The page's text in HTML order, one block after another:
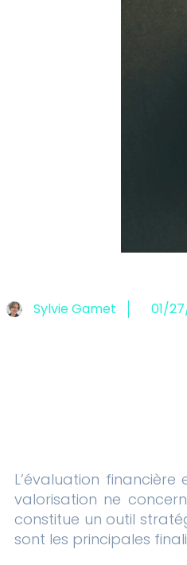
Sylvie Gamet 01/
L’évaluation
valorisation ne
constitue un outil
sont les principales